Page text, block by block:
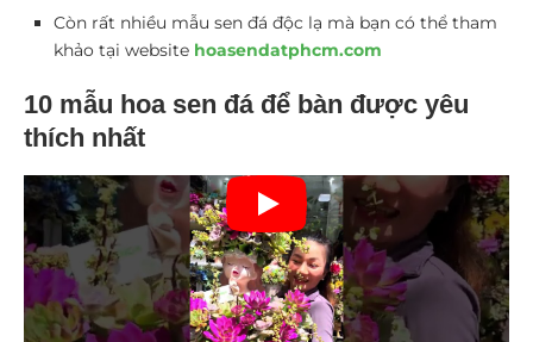
Còn rất nhiều mẫu sen đá độc lạ mà bạn có thể tham
khảo tại website hoasendatphcm.com
10 mẫu hoa sen đá để bàn được yêu
thích nhất